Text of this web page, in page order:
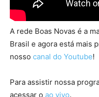
A rede Boas Novas é a
Brasil e agora está mais
nosso canal do Youtube!
Para assistir nossa
acessar o ao vivo.